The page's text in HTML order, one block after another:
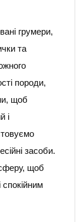
грумери,
та
породи,
щоб
і
засоби.
щоб